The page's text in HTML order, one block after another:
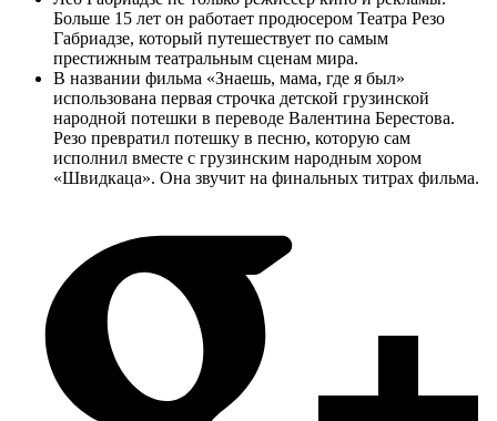
Больше 15 лет он работает продюсером Театра Резо
Габриадзе, который путешествует по самым
престижным театральным сценам мира.
В названии фильма «Знаешь, мама, где я был»
использована первая строчка детской грузинской
народной потешки в переводе Валентина Берестова.
Резо превратил потешку в песню, которую сам
исполнил вместе с грузинским народным хором
«Швидкаца». Она звучит на финальных титрах фильма.